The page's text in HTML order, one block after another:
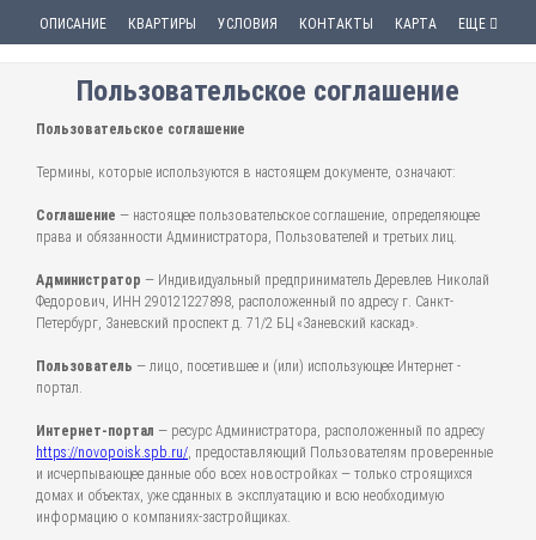
ОПИСАНИЕ КВАРТИРЫ УСЛОВИЯ КОНТАКТЫ КАРТА ЕЩЕ
Пользовательское соглашение
Пользовательское соглашение
Термины, которые используются в настоящем документе, означают:
Соглашение — настоящее пользовательское соглашение, определяющее
права и обязанности Администратора, Пользователей и третьих лиц.
Администратор — Индивидуальный предприниматель Деревлев Николай
Федорович, ИНН 290121227898, расположенный по адресу г. Санкт-
Петербург, Заневский проспект д. 71/2 БЦ «Заневский каскад».
Пользователь — лицо, посетившее и (или) использующее Интернет -
портал.
Интернет-портал — ресурс Администратора, расположенный по адресу
https://novopoisk.spb.ru/, предоставляющий Пользователям проверенные
и исчерпывающее данные обо всех новостройках — только строящихся
домах и объектах, уже сданных в эксплуатацию и всю необходимую
информацию о компаниях-застройщиках.